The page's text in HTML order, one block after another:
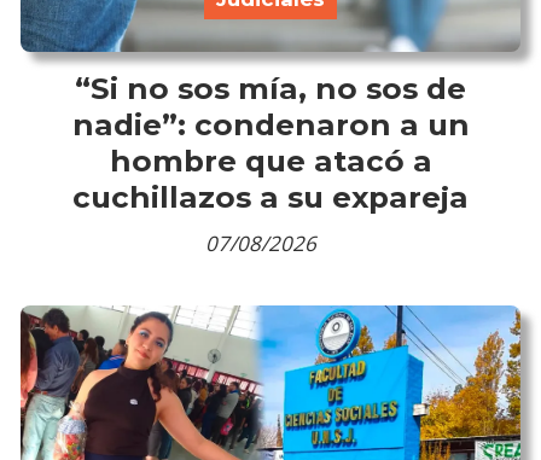
“Si no sos mía, no sos de
nadie”: condenaron a un
hombre que atacó a
cuchillazos a su expareja
07/08/2026